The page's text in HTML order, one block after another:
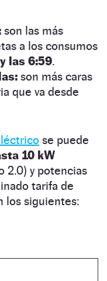
son las más
a los consumos
las 6:59.
son más caras
que va desde
se puede
10 kW
2.0) y potencias
tarifa de
los siguientes: